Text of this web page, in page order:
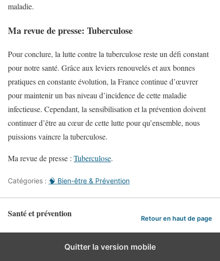
maladie.
Ma revue de presse: Tuberculose
Pour conclure, la lutte contre la tuberculose reste un défi constant
pour notre santé. Grâce aux leviers renouvelés et aux bonnes
pratiques en constante évolution, la France continue d’œuvrer
pour maintenir un bas niveau d’incidence de cette maladie
infectieuse. Cependant, la sensibilisation et la prévention doivent
continuer d’être au cœur de cette lutte pour qu’ensemble, nous
puissions vaincre la tuberculose.
Ma revue de presse : Tuberculose.
Catégories : 🧠 Bien-être & Prévention
Santé et prévention Retour en haut de page
Quitter la version mobile